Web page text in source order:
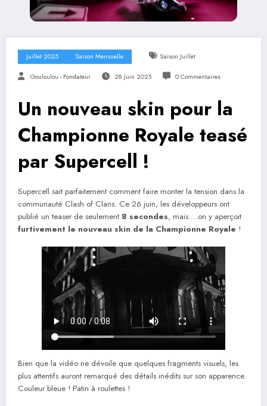
Juillet 2025 Saison Mensuelle Saison Juillet
Gouloulou - Fondateur 28 Juin 2025 0 Commentaires
Un nouveau skin pour la
Championne Royale teasé
par Supercell !
Supercell sait parfaitement comment faire monter la tension dans la
communauté Clash of Clans. Ce 26 juin, les développeurs ont
publié un teaser de seulement 8 secondes, mais….on y aperçoit
furtivement le nouveau skin de la Championne Royale !
Bien que la vidéo ne dévoile que quelques fragments visuels, les
plus attentifs auront remarqué des détails inédits sur son apparence.
Couleur bleue ! Patin à roulettes !